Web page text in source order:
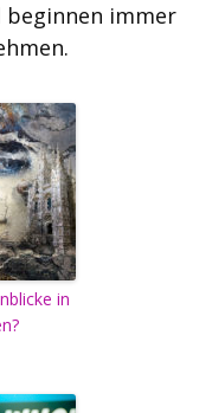
beginnen immer
in